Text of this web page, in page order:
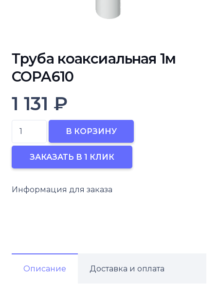
Труба коаксиальная 1м
COPA610
1 131 ₽
Труба
коаксиальная
COPA610
В КОРЗИНУ
ЗАКАЗАТЬ В 1 КЛИК
Информация для заказа
Описание Доставка и оплата